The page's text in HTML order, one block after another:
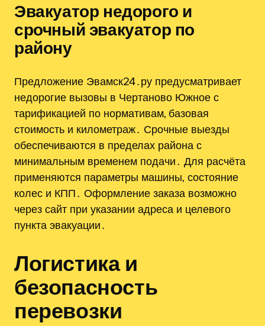
Эвакуатор недорого и
срочный эвакуатор по
району
Предложение Эвамск24․ру предусматривает
недорогие вызовы в Чертаново Южное с
тарификацией по нормативам, базовая
стоимость и километраж․ Срочные выезды
обеспечиваются в пределах района с
минимальным временем подачи․ Для расчёта
применяются параметры машины‚ состояние
колес и КПП․ Оформление заказа возможно
через сайт при указании адреса и целевого
пункта эвакуации․
Логистика и
безопасность
перевозки